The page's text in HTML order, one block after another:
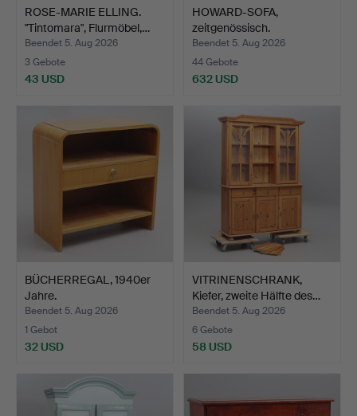
ROSE-MARIE ELLING.
"Tintomara", Flurmöbel,…
Beendet 5. Aug 2026
3 Gebote
43 USD
HOWARD-SOFA,
zeitgenössisch.
Beendet 5. Aug 2026
44 Gebote
632 USD
BÜCHERREGAL, 1940er
Jahre.
Beendet 5. Aug 2026
1 Gebot
32 USD
VITRINENSCHRANK,
Kiefer, zweite Hälfte des…
Beendet 5. Aug 2026
6 Gebote
58 USD